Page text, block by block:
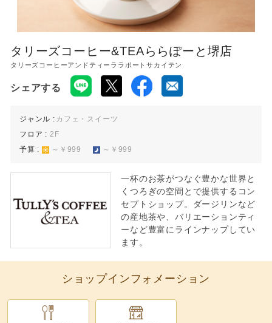
ららぽーと堺のWEBサイト
タリーズコーヒー&TEAららぽーと堺店
タリーズコーヒーアンドティーララポートサカイテン
シェアする
ジャンル : カフェ・スイーツ
フロア : 2F
予算 :
～￥999 ～￥999
一杯のお茶がつなぐ豊かな世界と
くつろぎの空間とで提供するコン
セプトショップ。ダージリンなど
の産地茶や、バリエーションティ
ーなど豊富にラインナップしてい
ます。
ショップインフォメーション